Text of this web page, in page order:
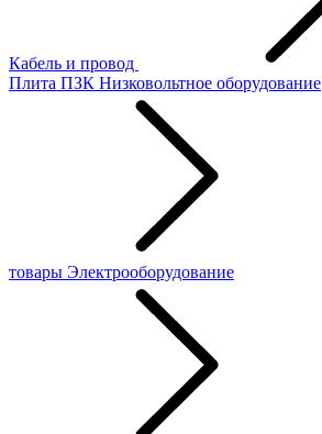
Кабель и провод
Плита ПЗК Низковольтное оборудование
товары Электрооборудование